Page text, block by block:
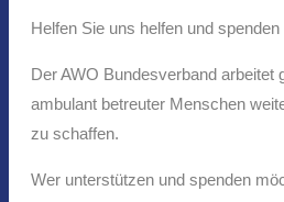
Helfen Sie uns helfen und
Der AWO Bundesverband
ambulant betreuter Menschen
zu schaffen.
Wer unterstützen und spenden